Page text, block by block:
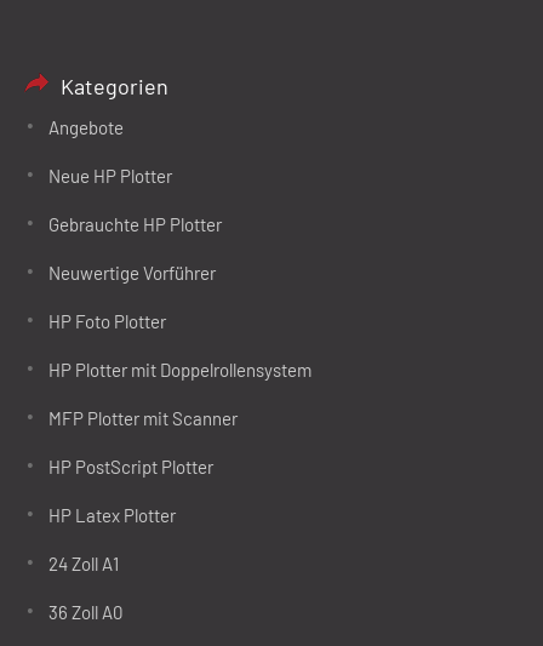
Kategorien
Angebote
Neue HP Plotter
Gebrauchte HP Plotter
Neuwertige Vorführer
HP Foto Plotter
HP Plotter mit Doppelrollensystem
MFP Plotter mit Scanner
HP PostScript Plotter
HP Latex Plotter
24 Zoll A1
36 Zoll A0